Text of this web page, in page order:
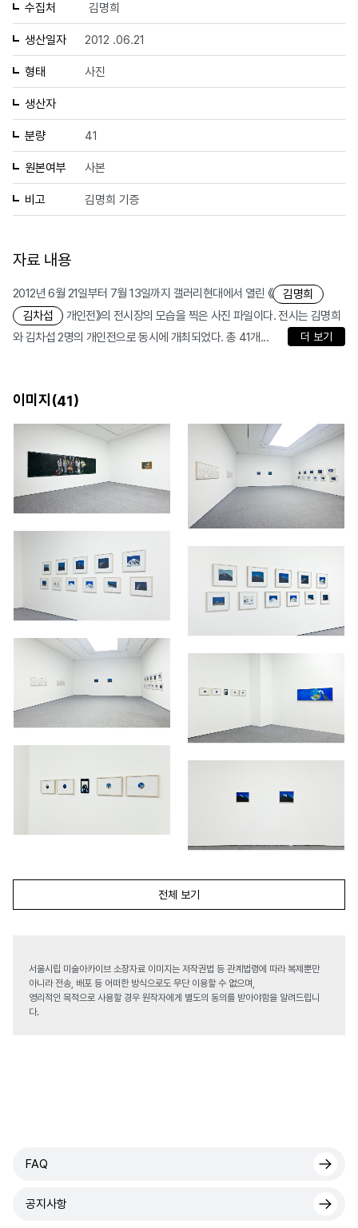
수집처 김명희
생산일자 2012 .06.21
형태 사진
생산자
분량 41
원본여부 사본
비고 김명희 기증
자료 내용
2012년 6월 21일부터 7월 13일까지 갤러리현대에서 열린 《
김명희
김차섭
개인전》의 전시장의 모습을 찍은 사진 파일이다. 전시는 김명희
와 김차섭 2명의 개인전으로 동시에 개최되었다. 총 41개...
더 보기
이미지(41)
전체 보기
서울시립 미술아카이브 소장자료 이미지는 저작권법 등 관계법령에 따라 복제뿐만
아니라 전송, 배포 등 어떠한 방식으로도 무단 이용할 수 없으며,
영리적인 목적으로 사용할 경우 원작자에게 별도의 동의를 받아야함을 알려드립니
다.
FAQ
공지사항